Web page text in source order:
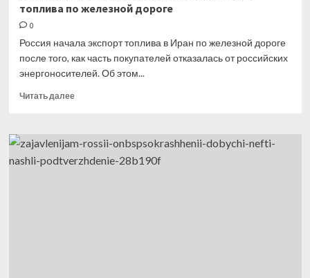
топлива по железной дороге
0
Россия начала экспорт топлива в Иран по железной дороге
после того, как часть покупателей отказалась от российских
энергоносителей. Об этом...
Читать далееПрочитать
получил
первые